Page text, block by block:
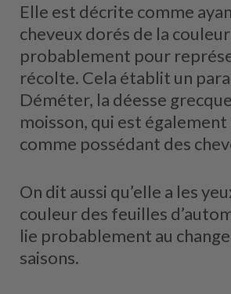
Elle est décrite comme
cheveux dorés de la
probablement pour
récolte. Cela établit un
Déméter, la déesse
moisson, qui est
comme possédant des
On dit aussi qu’elle a les
couleur des feuilles
lie probablement au
saisons.